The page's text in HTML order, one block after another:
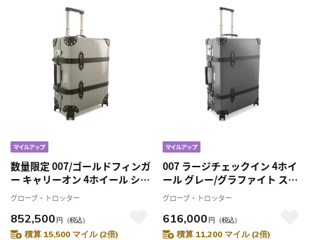
数量限定 007/ゴールドフィンガ
ー キャリーオン 4ホイール シル
バー/ブラック スーツケース
グローブ・トロッター
852,500 円 （税込）
積算 15,500 マイル (2倍)
007 ラージチェックイン 4ホイ
ール グレー/グラファイト スー
ツケース
グローブ・トロッター
616,000 円 （税込）
積算 11,200 マイル (2倍)